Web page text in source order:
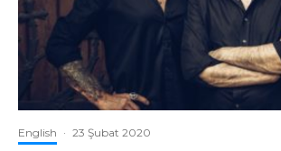
English · 23 Şubat 2020